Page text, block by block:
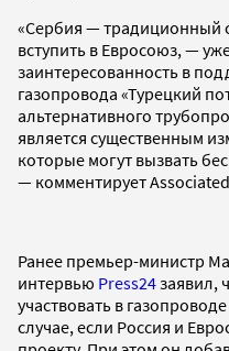
«Сербия — традиционный
вступить в Евросоюз, —
заинтересованность в
газопровода «Турецкий
альтернативного
является существенным
которые могут вызвать
— комментирует
Ранее премьер-министр
интервью Press24заявил,
участвовать в
случае, если Россия и